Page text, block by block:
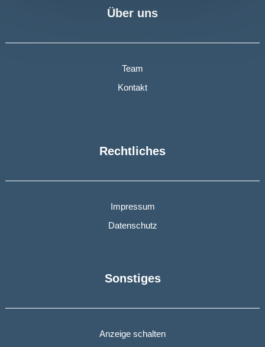
Über uns
Team
Kontakt
Rechtliches
Impressum
Datenschutz
Sonstiges
Anzeige schalten